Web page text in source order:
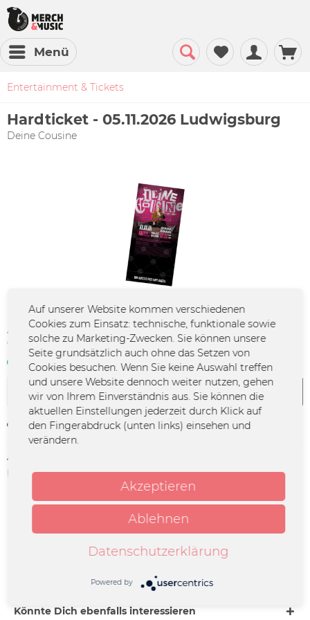
Menü
Entertainment & Tickets
Hardticket - 05.11.2026 Ludwigsburg
Deine Cousine
54,95 € *
*inkl. MwSt.zzgl. Versandkosten
Sofort verfügbar | 3 - 4 Werktage
In den Warenkorb
Merken
Artikel-Nr.:
Herstellerinfo:
Merchcowboy GmbH & Co. KG
Friedrich-Ebert-Straße 7 | 48153
Münster |
mehr
Könnte Dich ebenfalls interessieren
Auf unserer Website kommen verschiedenen
Cookies zum Einsatz: technische, funktionale sowie
solche zu Marketing-Zwecken. Sie können unsere
Seite grundsätzlich auch ohne das Setzen von
Cookies besuchen. Wenn Sie keine Auswahl treffen
und unsere Website dennoch weiter nutzen, gehen
wir von Ihrem Einverständnis aus. Sie können die
aktuellen Einstellungen jederzeit durch Klick auf
den Fingerabdruck (unten links) einsehen und
verändern.
Akzeptieren
Ablehnen
Datenschutzerklärung
Powered by